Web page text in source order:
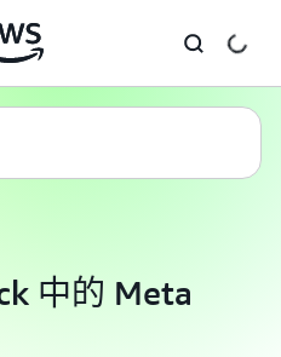
中的 Meta